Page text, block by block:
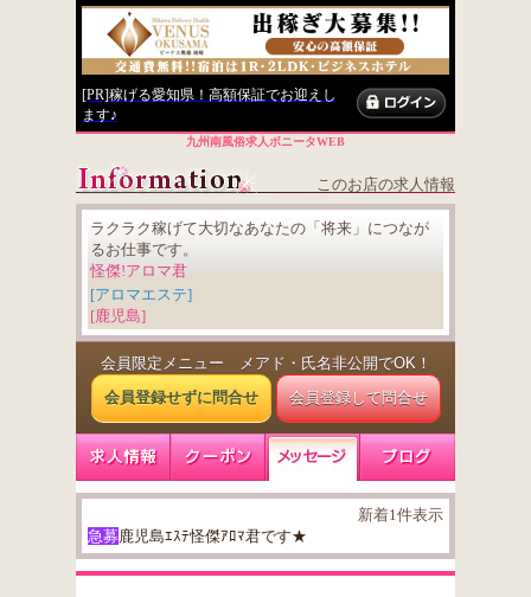
[PR]稼げる愛知県！高額保証でお迎えし
ます♪
九州南風俗求人ボニータWEB
このお店の求人情報
ラクラク稼げて大切なあなたの「将来」につなが
るお仕事です。
怪傑!アロマ君
[アロマエステ]
[鹿児島]
会員限定メニュー メアド・氏名非公開でOK！
会員登録せずに問合せ
会員登録して問合せ
新着1件表示
急募鹿児島ｴｽﾃ怪傑ｱﾛﾏ君です★